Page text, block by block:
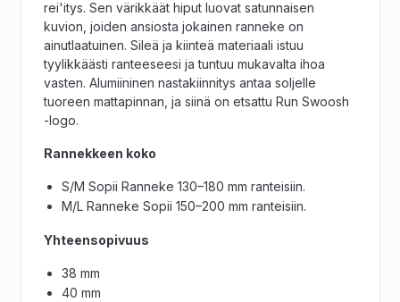
rei'itys. Sen värikkäät hiput luovat satunnaisen
kuvion, joiden ansiosta jokainen ranneke on
ainutlaatuinen. Sileä ja kiinteä materiaali istuu
tyylikkäästi ranteeseesi ja tuntuu mukavalta ihoa
vasten. Alumiininen nastakiinnitys antaa soljelle
tuoreen matta­pinnan, ja siinä on etsattu Run Swoosh
-logo.
Rannekkeen koko
S/M Sopii Ranneke 130–180 mm ranteisiin.
M/L Ranneke Sopii 150–200 mm ranteisiin.
Yhteensopivuus
38 mm
40 mm